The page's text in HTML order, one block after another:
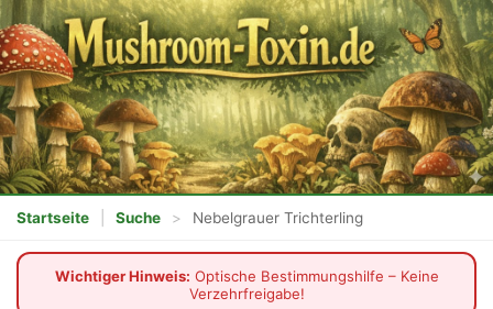
Startseite Suche > Nebelgrauer Trichterling
Wichtiger Hinweis: Optische Bestimmungshilfe – Keine
Verzehrfreigabe!